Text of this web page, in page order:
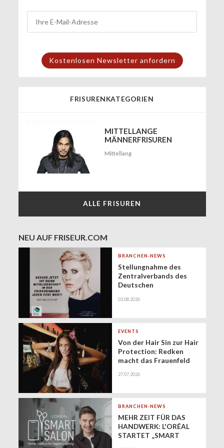
FRISURENKATEGORIEN
MITTELLANGE
MÄNNERFRISUREN
Mittellang
ALLE FRISUREN
NEU AUF FRISEUR.COM
BRANCHEN-NEWS
Stellungnahme des
Zentralverbands des
Deutschen
Zukunft der
(Minijobs)
03.08.2026
EVENTS
Von der Hair Sin zur Hair
Protection: Redken
macht das Frauenfeld
gesundes Haar
27.07.2026
BRANCHEN-NEWS
MEHR ZEIT FÜR DAS
HANDWERK: L'ORÉAL
STARTET „SMART